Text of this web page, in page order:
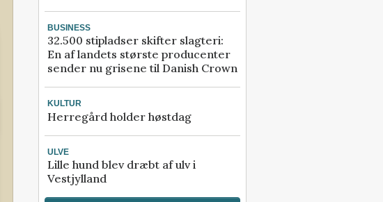
BUSINESS
32.500 stipladser skifter slagteri:
En af landets største producenter
sender nu grisene til Danish Crown
KULTUR
Herregård holder høstdag
ULVE
Lille hund blev dræbt af ulv i
Vestjylland